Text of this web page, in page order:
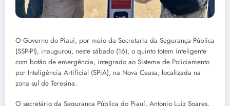
O Governo do Piauí, por meio da Secretaria da Segurança Pública
(SSP-PI), inaugurou, neste sábado (16), o quinto totem inteligente
com botão de emergência, integrado ao Sistema de Policiamento
por Inteligência Artificial (SPiA), na Nova Ceasa, localizada na
zona sul de Teresina.
O secretário da Segurança Pública do Piauí, Antonio Luiz Soares,